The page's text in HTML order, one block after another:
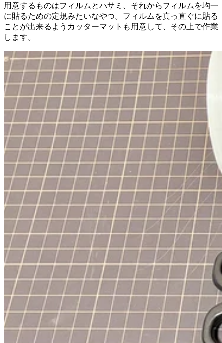
用意するものはフィルムとハサミ、それからフィルムを均一
に貼るための定規みたいなやつ。フィルムを真っ直ぐに貼る
ことが出来るようカッターマットも用意して、その上で作業
します。